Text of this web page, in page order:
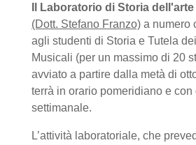
Il Laboratorio di Storia
(Dott. Stefano Franzo) a numero
agli studenti di Storia e Tutela
Musicali (per un massimo di 20
avviato a partire dalla metà di
terrà in orario pomeridiano e con
settimanale.
L’attività laboratoriale, che